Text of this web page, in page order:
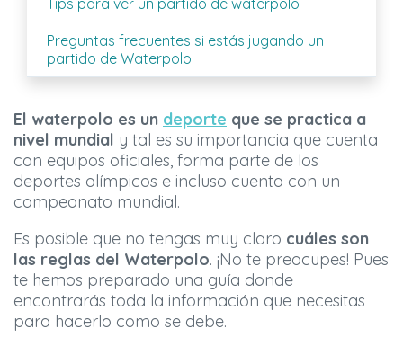
Tips para ver un partido de waterpolo
Preguntas frecuentes si estás jugando un
partido de Waterpolo
El waterpolo es un deporte que se practica a
nivel mundial y tal es su importancia que cuenta
con equipos oficiales, forma parte de los
deportes olímpicos e incluso cuenta con un
campeonato mundial.
Es posible que no tengas muy claro cuáles son
las reglas del Waterpolo. ¡No te preocupes! Pues
te hemos preparado una guía donde
encontrarás toda la información que necesitas
para hacerlo como se debe.